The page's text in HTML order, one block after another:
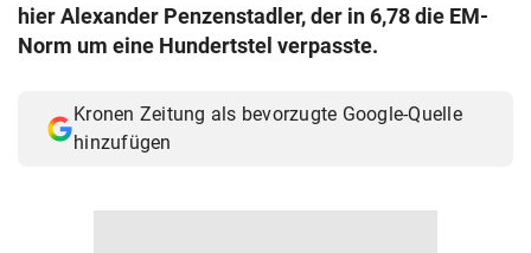
hier Alexander Penzenstadler, der in 6,78 die EM-
Norm um eine Hundertstel verpasste.
Kronen Zeitung als bevorzugte Google-Quelle
hinzufügen